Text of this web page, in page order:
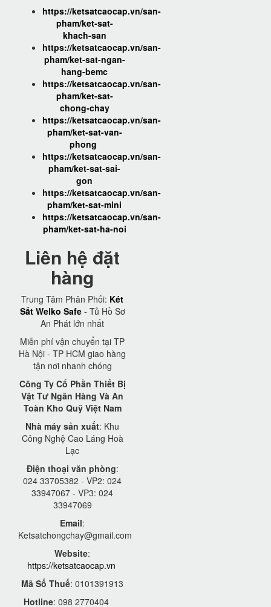
https://ketsatcaocap.vn/san-
pham/ket-sat-
khach-san
https://ketsatcaocap.vn/san-
pham/ket-sat-ngan-
hang-bemc
https://ketsatcaocap.vn/san-
pham/ket-sat-
chong-chay
https://ketsatcaocap.vn/san-
pham/ket-sat-van-
phong
https://ketsatcaocap.vn/san-
pham/ket-sat-sai-
gon
https://ketsatcaocap.vn/san-
pham/ket-sat-mini
https://ketsatcaocap.vn/san-
pham/ket-sat-ha-noi
Liên hệ đặt
hàng
Trung Tâm Phân Phối: Két
Sắt Welko Safe- Tủ Hồ Sơ
An Phát lớn nhất
Miễn phí vận chuyển tại TP
Hà Nội - TP HCM giao hàng
tận nơi nhanh chóng
Công Ty Cổ Phần Thiết Bị
Vật Tư Ngân Hàng Và An
Toàn Kho Quỹ Việt Nam
Nhà máy sản xuất: Khu
Công Nghệ Cao Láng Hoà
Lạc
Điện thoại văn phòng:
024 33705382 - VP2: 024
33947067 - VP3: 024
33947069
Email:
Ketsatchongchay@gmail.com
Website:
https://ketsatcaocap.vn
Mã Số Thuế: 0101391913
Hotline: 098 2770404